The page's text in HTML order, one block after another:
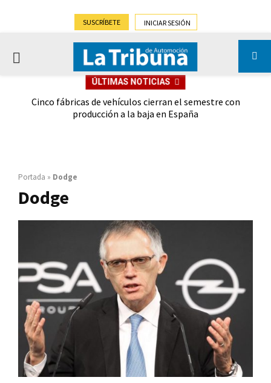
SUSCRÍBETE INICIAR SESIÓN
PRIMARY
ÚLTIMAS NOTICIAS
Cinco fábricas de vehículos cierran el semestre con
producción a la baja en España
Portada » Dodge
Dodge